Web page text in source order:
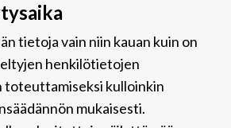
tietoja vain niin kauan kuin on
henkilötietojen
kulloinkin
mukaisesti.